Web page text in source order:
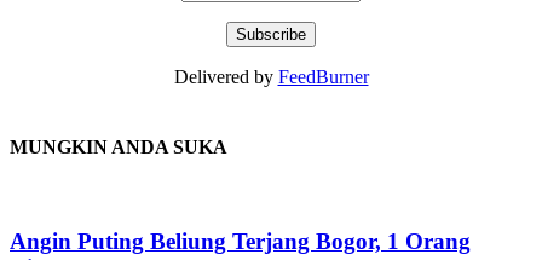
Delivered by FeedBurner
MUNGKIN ANDA SUKA
Angin Puting Beliung Terjang Bogor, 1 Orang